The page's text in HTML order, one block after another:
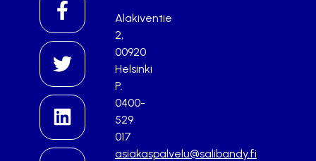
Alakiventie
2,
00920
Helsinki
P.
0400-
529
017
asiakaspalvelu@salibandy.fi